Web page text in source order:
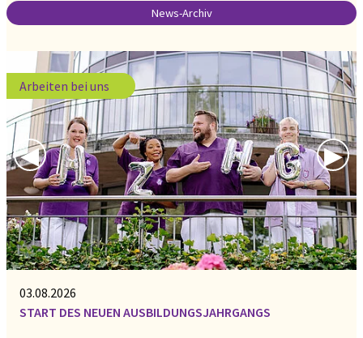
News-Archiv
Previous Slide
◀︎ ▶︎
Arbeiten bei uns
03.08.2026
START DES NEUEN AUSBILDUNGSJAHRGANGS